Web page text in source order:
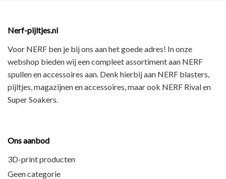
Nerf-pijltjes.nl
Voor NERF ben je bij ons aan het goede adres! In onze
webshop bieden wij eencompleet assortimentaan NERF
spullen en accessoires aan. Denk hierbij aan NERF blasters,
pijltjes, magazijnen en accessoires, maar ook NERF Rival en
Super Soakers.
Ons aanbod
3D-print producten
Geen categorie